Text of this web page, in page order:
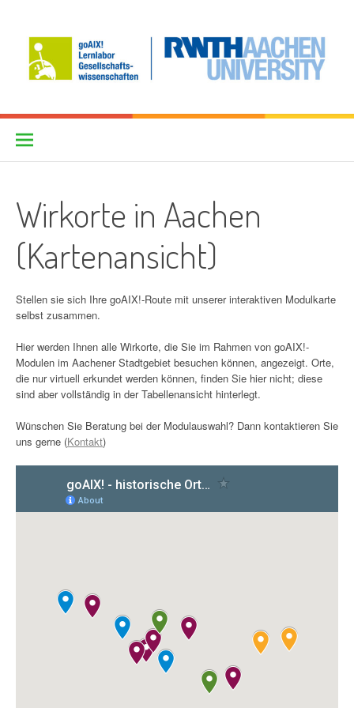
content
goAIX! – historische Orte
erforschen
Wirkorte in Aachen
(Kartenansicht)
Stellen sie sich Ihre goAIX!-Route mit unserer interaktiven Modulkarte
selbst zusammen.
Hier werden Ihnen alle Wirkorte, die Sie im Rahmen von goAIX!-
Modulen im Aachener Stadtgebiet besuchen können, angezeigt. Orte,
die nur virtuell erkundet werden können, finden Sie hier nicht; diese
sind aber vollständig in der Tabellenansicht hinterlegt.
Wünschen Sie Beratung bei der Modulauswahl? Dann kontaktieren Sie
uns gerne (Kontakt)